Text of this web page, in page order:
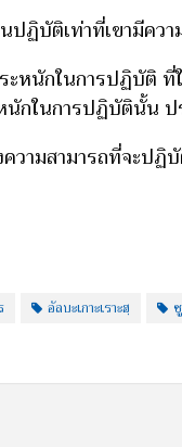
ปฏิบัติเท่าที่เขามีคว
หนักในการปฏิบัติ ที่
กในการปฏิบัตินั้น ป
ามสามารถที่จะปฏิ
อัลบะเกาะเราะฮฺ